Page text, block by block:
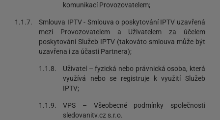
komunikací Provozovatelem;
1.1.7.
Smlouva IPTV - Smlouva o poskytování IPTV uzavřená
mezi Provozovatelem a Uživatelem za účelem
poskytování Služeb IPTV (takováto smlouva může být
uzavřena i za účasti Partnera);
1.1.8.
Uživatel – fyzická nebo právnická osoba, která
využívá nebo se registruje k využití Služeb
IPTV;
1.1.9.
VPS – Všeobecné podmínky společnosti
sledovanitv.cz s.r.o.